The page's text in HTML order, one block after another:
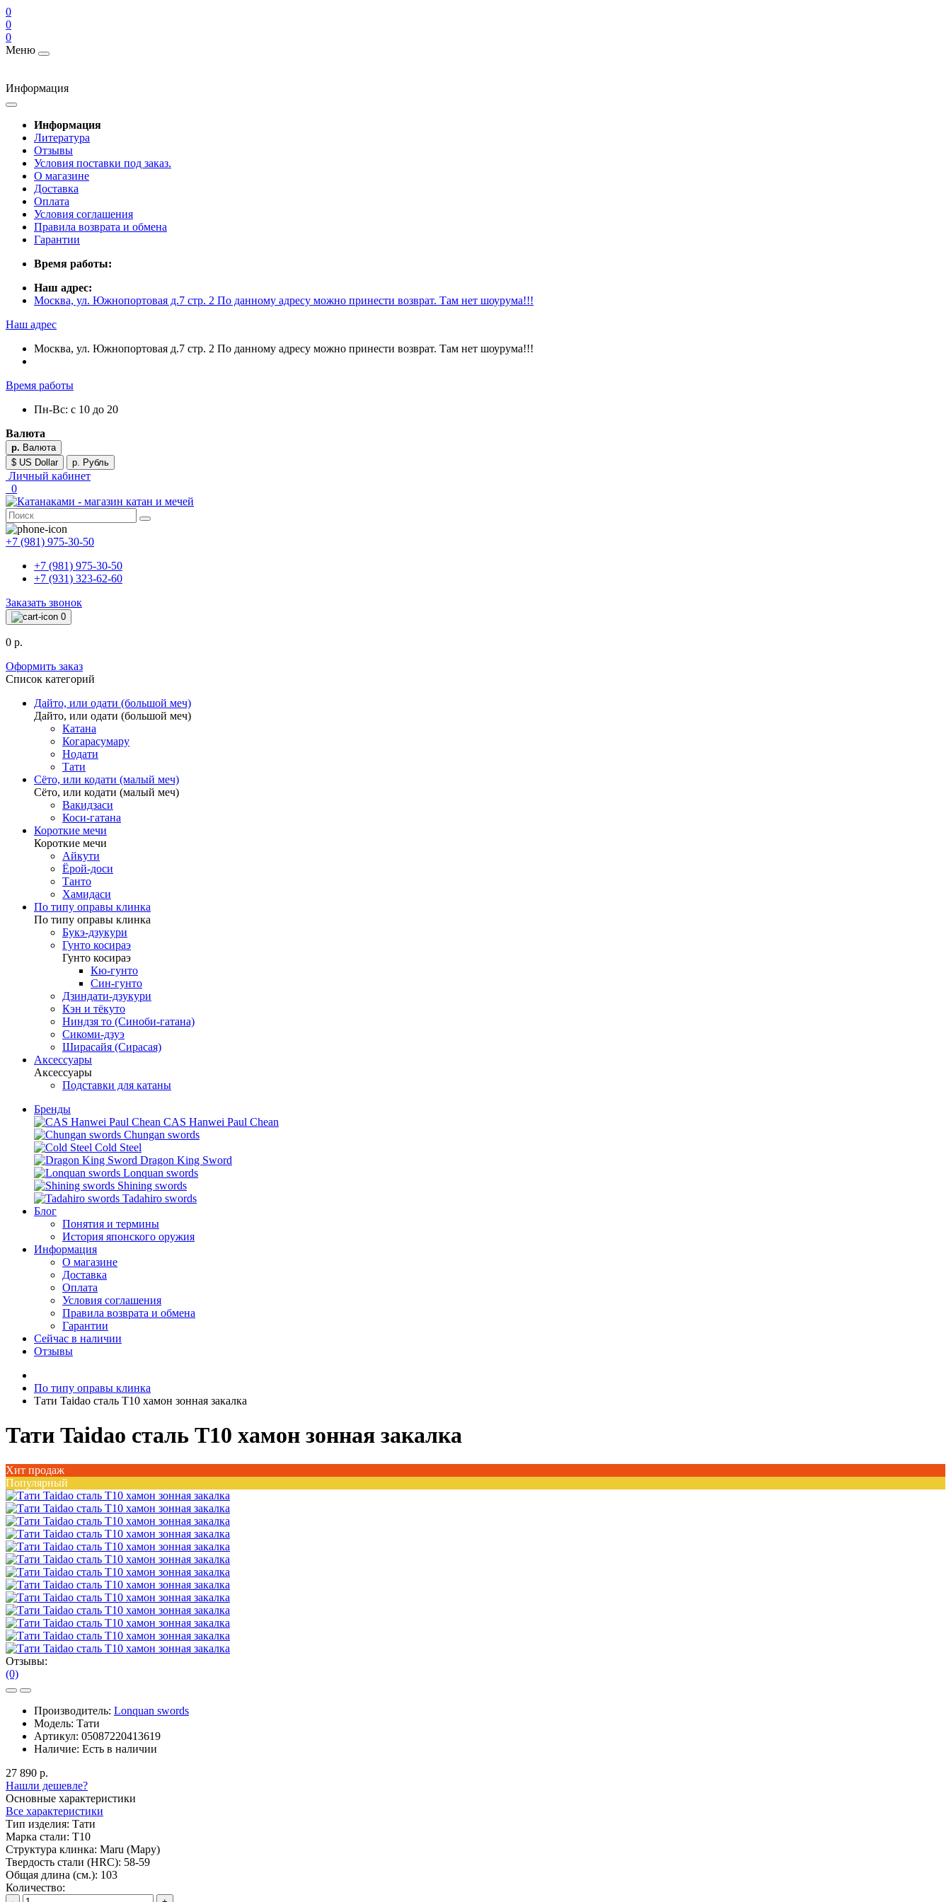
0
0
0
Меню
Информация
Информация
Литература
Отзывы
Условия поставки под заказ.
О магазине
Доставка
Оплата
Условия соглашения
Правила возврата и обмена
Гарантии
Время работы:
Наш адрес:
Москва, ул. Южнопортовая д.7 стр. 2 По данному адресу можно принести возврат. Там нет шоурума!!!
Наш адрес
Москва, ул. Южнопортовая д.7 стр. 2 По данному адресу можно принести возврат. Там нет шоурума!!!
Время работы
Пн-Вс: с 10 до 20
Валюта
р. Валюта
$ US Dollar
р. Рубль
Личный кабинет
0
+7 (981) 975-30-50
+7 (981) 975-30-50
+7 (931) 323-62-60
Заказать звонок
0
0 р.
Оформить заказ
Список категорий
Дайто, или одати (большой меч)
Дайто, или одати (большой меч)
Катана
Когарасумару
Нодати
Тати
Сёто, или кодати (малый меч)
Сёто, или кодати (малый меч)
Вакидзаси
Коси-гатана
Короткие мечи
Короткие мечи
Айкути
Ёрой-доси
Танто
Хамидаси
По типу оправы клинка
По типу оправы клинка
Букэ-дзукури
Гунто косираэ
Гунто косираэ
Кю-гунто
Син-гунто
Дзиндати-дзукури
Кэн и тёкуто
Ниндзя то (Синоби-гатана)
Сикоми-дзуэ
Ширасайя (Сирасая)
Аксессуары
Аксессуары
Подставки для катаны
Бренды
CAS Hanwei Paul Chean
Chungan swords
Cold Steel
Dragon King Sword
Lonquan swords
Shining swords
Tadahiro swords
Блог
Понятия и термины
История японского оружия
Информация
О магазине
Доставка
Оплата
Условия соглашения
Правила возврата и обмена
Гарантии
Сейчас в наличии
Отзывы
По типу оправы клинка
Тати Taidao сталь T10 хамон зонная закалка
Тати Taidao сталь T10 хамон зонная закалка
Хит продаж
Популярный
Отзывы:
(0)
Производитель: Lonquan swords
Модель: Тати
Артикул: 05087220413619
Наличие: Есть в наличии
27 890 р.
Нашли дешевле?
Основные характеристики
Все характеристики
Тип изделия: Тати
Марка стали: T10
Структура клинка: Maru (Мару)
Твердость стали (HRC): 58-59
Общая длина (см.): 103
Количество: